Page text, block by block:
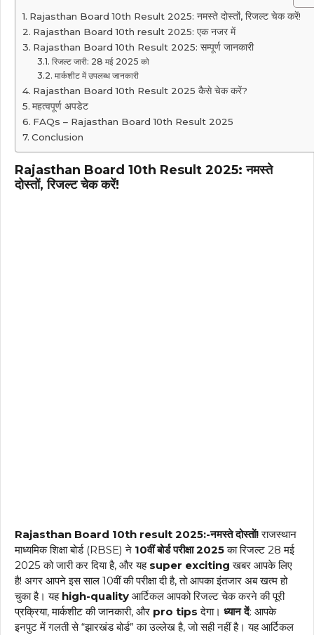
Rajasthan Board 10th Result 2025: नमस्ते दोस्तों, रिजल्ट चेक करें!
Rajasthan Board 10th result 2025: एक नजर में
Rajasthan Board 10th Result 2025: सम्पूर्ण जानकारी
रिजल्ट जारी: 28 मई 2025 को
मार्कशीट में उपलब्ध जानकारी
Rajasthan Board 10th Result 2025 कैसे चेक करें?
महत्वपूर्ण अपडेट
FAQs – Rajasthan Board 10th Result 2025
Conclusion
Rajasthan Board 10th Result 2025: नमस्ते
दोस्तों, रिजल्ट चेक करें!
Rajasthan Board 10th result 2025:-नमस्ते दोस्तों!राजस्थान
माध्यमिक शिक्षा बोर्ड (RBSE) ने 10वीं बोर्ड परीक्षा 2025का रिजल्ट 28 मई
2025 को जारी कर दिया है, और यह super exciting खबर आपके लिए
है! अगर आपने इस साल 10वीं की परीक्षा दी है, तो आपका इंतजार अब खत्म हो
चुका है। यह high-quality आर्टिकल आपको रिजल्ट चेक करने की पूरी
प्रक्रिया, मार्कशीट की जानकारी, और pro tips देगा। ध्यान दें: आपके
इनपुट में गलती से “झारखंड बोर्ड” का उल्लेख है, जो सही नहीं है। यह आर्टिकल